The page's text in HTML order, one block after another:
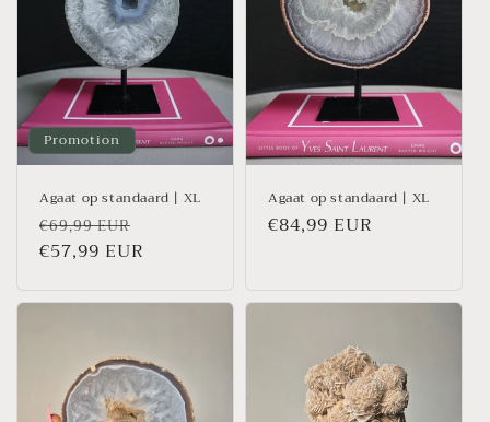
Promotion
Agaat op standaard | XL
Prix
habituel
€69,99 EUR
promotionnel
€57,99 EUR
Agaat op standaard | XL
Prix
€84,99 EUR